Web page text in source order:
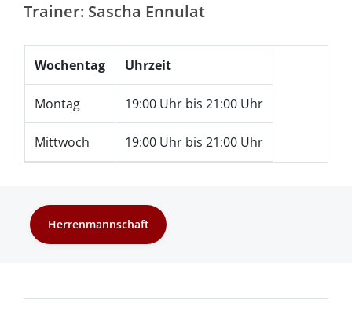
Trainer: Sascha Ennulat
Wochentag Uhrzeit
Montag 19:00 Uhr bis 21:00 Uhr
Mittwoch 19:00 Uhr bis 21:00 Uhr
Herrenmannschaft